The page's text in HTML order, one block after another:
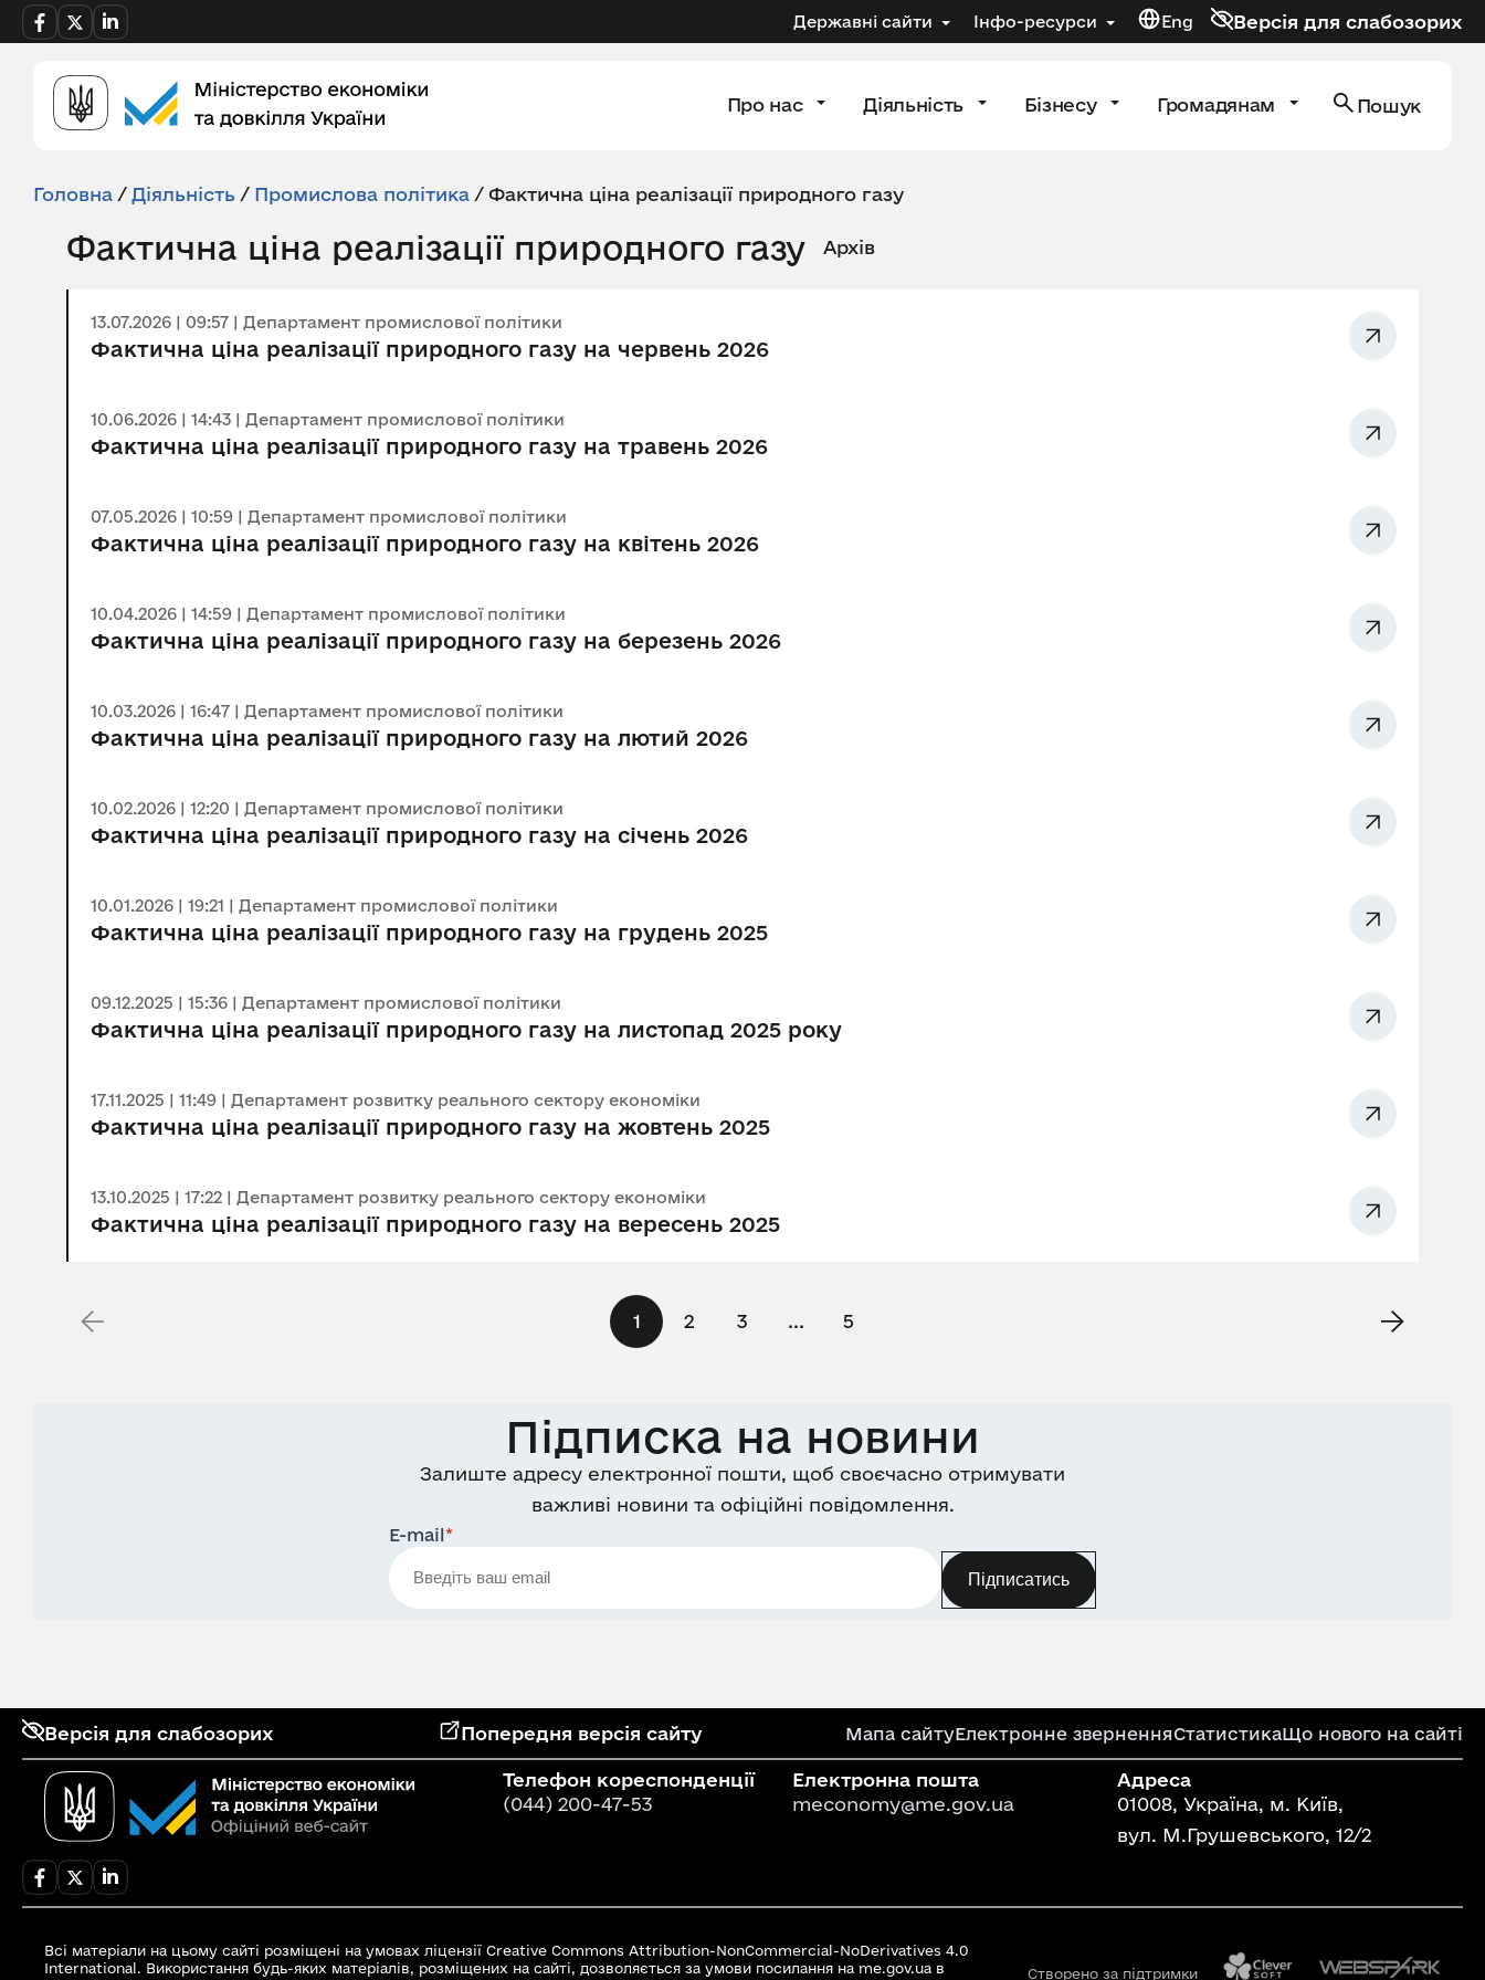
Державні сайти Інфо-ресурси Eng Версія для слабозорих
Про нас Діяльність Бізнесу Громадянам Пошук
Головна / Діяльність / Промислова політика / Фактична ціна реалізації природного газу
Фактична ціна реалізації природного газу Архів
13.07.2026 | 09:57 | Департамент промислової політики
Фактична ціна реалізації природного газу на червень 2026
10.06.2026 | 14:43 | Департамент промислової політики
Фактична ціна реалізації природного газу на травень 2026
07.05.2026 | 10:59 | Департамент промислової політики
Фактична ціна реалізації природного газу на квітень 2026
10.04.2026 | 14:59 | Департамент промислової політики
Фактична ціна реалізації природного газу на березень 2026
10.03.2026 | 16:47 | Департамент промислової політики
Фактична ціна реалізації природного газу на лютий 2026
10.02.2026 | 12:20 | Департамент промислової політики
Фактична ціна реалізації природного газу на січень 2026
10.01.2026 | 19:21 | Департамент промислової політики
Фактична ціна реалізації природного газу на грудень 2025
09.12.2025 | 15:36 | Департамент промислової політики
Фактична ціна реалізації природного газу на листопад 2025 року
17.11.2025 | 11:49 | Департамент розвитку реального сектору економіки
Фактична ціна реалізації природного газу на жовтень 2025
13.10.2025 | 17:22 | Департамент розвитку реального сектору економіки
Фактична ціна реалізації природного газу на вересень 2025
1 2 3 ... 5
Підписка на новини
Залиште адресу електронної пошти, щоб своєчасно отримувати
важливі новини та офіційні повідомлення.
E-mail*
Підписатись
Версія для слабозорих Попередня версія сайту Мапа сайтуЕлектронне зверненняСтатистикаЩо нового на сайті
Телефон кореспонденції
(044) 200-47-53
Електронна пошта
meconomy@me.gov.ua
Адреса
01008, Україна, м. Київ,
вул. М.Грушевського, 12/2
Всі матеріали на цьому сайті розміщені на умовах ліцензії Creative Commons Attribution-NonCommercial-NoDerivatives 4.0
International. Використання будь-яких матеріалів, розміщених на сайті, дозволяється за умови посилання на me.gov.ua в
Створено за підтримки